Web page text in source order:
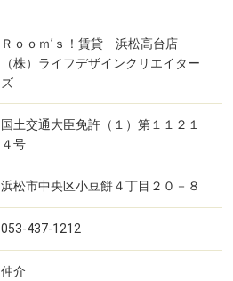
Ｒｏｏｍ’ｓ！賃貸 浜松高台店
（株）ライフデザインクリエイター
ズ
国土交通大臣免許（１）第１１２１
４号
浜松市中央区小豆餅４丁目２０－８
053-437-1212
仲介